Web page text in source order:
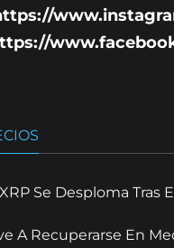
Se Desploma Tras
A Recuperarse En